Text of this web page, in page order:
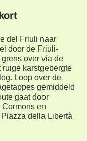
del Friuli naar
door de Friuli-
over via de
karstgebergte
Loop over de
gemiddeld
gaat door
en
della Libertà